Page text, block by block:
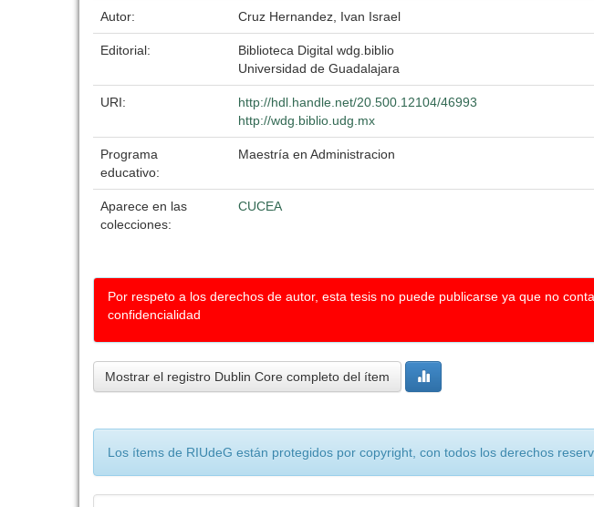
Autor: Cruz Hernandez, Ivan Israel
Editorial:
Biblioteca Digital wdg.biblio
Universidad de Guadalajara
URI:
http://hdl.handle.net/20.500.12104/46993
http://wdg.biblio.udg.mx
Programa
educativo:
Maestría en Administracion
Aparece en las
colecciones:
CUCEA
Por respeto a los derechos de autor, esta tesis no puede publicarse ya que no
confidencialidad
Mostrar el registro Dublin Core completo del ítem
Los ítems de RIUdeG están protegidos por copyright, con todos los derechos